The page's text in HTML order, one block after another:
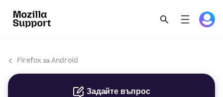
Firefox за Android
Задайте въпрос